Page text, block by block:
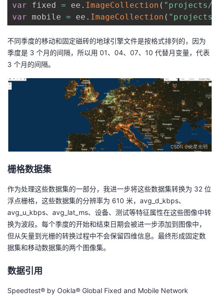
var fixed = ee . ImageCollection ( "projects/
var mobile = ee . ImageCollection ( "projects/
不同季度的移动和固定磁砖的地球引擎文件是按格式排列的，因为
季度是 3 个月的间隔，所以用 01、04、07、10 代替月变量，代表
3 个月的间隔。
栅格数据集
作为处理这些数据集的一部分，我进一步将这些数据集转换为 32 位
浮点栅格，这些数据集的分辨率为 610 米，avg_d_kbps、
avg_u_kbps、avg_lat_ms、设备、测试等特征属性在这些图像中转
换为波段。每个季度的开始和结束日期会被进一步添加到图像中，
但从矢量到光栅的转换过程中不会保留四维信息。最终形成固定数
据集和移动数据集的两个图像集。
数据引用
Speedtest® by Ookla® Global Fixed and Mobile Network